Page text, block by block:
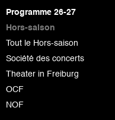
page
Programme 26-27
Hors-saison
Tout le Hors-saison
Société des concerts
Theater in Freiburg
OCF
NOF